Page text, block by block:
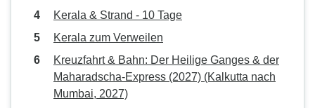
Kerala & Strand - 10 Tage
Kerala zum Verweilen
Kreuzfahrt & Bahn: Der Heilige Ganges & der
Maharadscha-Express (2027) (Kalkutta nach
Mumbai, 2027)